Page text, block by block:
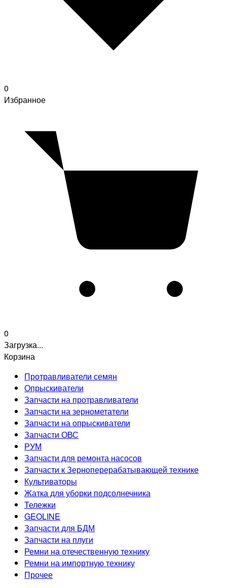
0
Избранное
0
Загрузка...
Корзина
Протравливатели семян
Опрыскиватели
Запчасти на протравливатели
Запчасти на зернометатели
Запчасти на опрыскиватели
Запчасти ОВС
РУМ
Запчасти для ремонта насосов
Запчасти к Зерноперерабатывающей технике
Культиваторы
Жатка для уборки подсолнечника
Тележки
GEOLINE
Запчасти для БДМ
Запчасти на плуги
Ремни на отечественную технику
Ремни на импортную технику
Прочее